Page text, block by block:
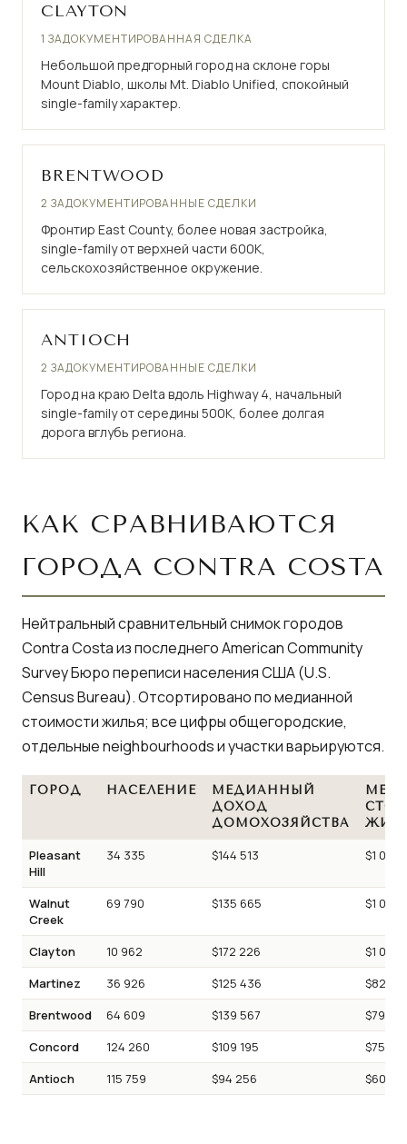
CLAYTON
1 ЗАДОКУМЕНТИРОВАННАЯ СДЕЛКА
Небольшой предгорный город на склоне горы
Mount Diablo, школы Mt. Diablo Unified, спокойный
single-family характер.
BRENTWOOD
2 ЗАДОКУМЕНТИРОВАННЫЕ СДЕЛКИ
Фронтир East County, более новая застройка,
single-family от верхней части 600K,
сельскохозяйственное окружение.
ANTIOCH
2 ЗАДОКУМЕНТИРОВАННЫЕ СДЕЛКИ
Город на краю Delta вдоль Highway 4, начальный
single-family от середины 500K, более долгая
дорога вглубь региона.
КАК СРАВНИВАЮТСЯ
ГОРОДА CONTRA COSTA
Нейтральный сравнительный снимок городов
Contra Costa из последнего American Community
Survey Бюро переписи населения США (U.S.
Census Bureau). Отсортировано по медианной
стоимости жилья; все цифры общегородские,
отдельные neighbourhoods и участки варьируются.
ГОРОД НАСЕЛЕНИЕ
МЕДИАННЫЙ
ДОХОД
ДОМОХОЗЯЙСТВА
Pleasant
Hill
34 335 $144 513 $1 040
Walnut
Creek
69 790 $135 665 $1 031
Clayton 10 962 $172 226
$1 017
Martinez
36 926 $125 436
$824
Brentwood
64 609 $139 567
$791
Concord
124 260 $109 195
$755
Antioch
115 759 $94 256 $607